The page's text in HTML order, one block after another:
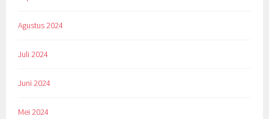
Agustus 2024
Juli 2024
Juni 2024
Mei 2024